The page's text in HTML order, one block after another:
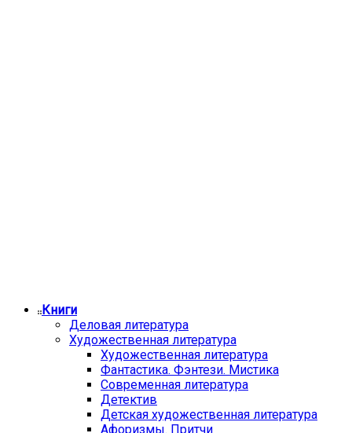
Книги
Деловая литература
Художественная литература
Художественная литература
Фантастика. Фэнтези. Мистика
Современная литература
Детектив
Детская художественная литература
Афоризмы. Притчи